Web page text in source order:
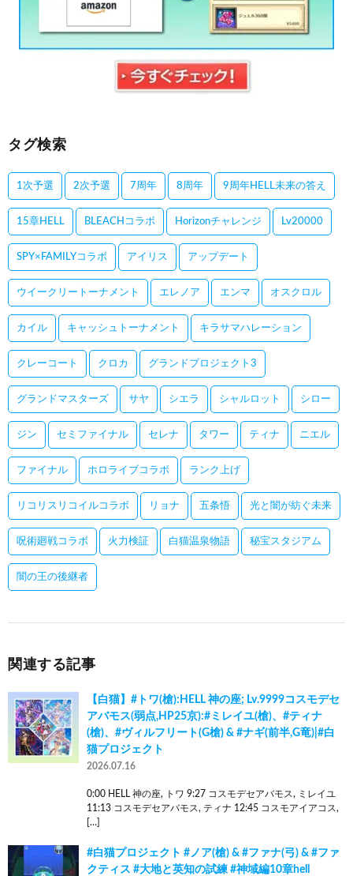
タグ検索
1次予選 2次予選 7周年 8周年 9周年HELL未来の答え
15章HELL BLEACHコラボ Horizonチャレンジ Lv20000
SPY×FAMILYコラボ アイリス アップデート
ウイークリートーナメント エレノア エンマ オスクロル
カイル キャッシュトーナメント キラサマハレーション
クレーコート クロカ グランドプロジェクト3
グランドマスターズ サヤ シエラ シャルロット シロー
ジン セミファイナル セレナ タワー ティナ ニエル
ファイナル ホロライブコラボ ランク上げ
リコリスリコイルコラボ リョナ 五条悟 光と闇が紡ぐ未来
呪術廻戦コラボ 火力検証 白猫温泉物語 秘宝スタジアム
闇の王の後継者
関連する記事
【白猫】#トワ(槍):HELL 神の座; Lv.9999コスモデセ
アバモス(弱点,HP25京):#ミレイユ(槍)、#ティナ
(槍)、#ヴィルフリート(G槍) & #ナギ(前半,G竜)|#白
猫プロジェクト
2026.07.16
0:00 HELL 神の座, トワ 9:27 コスモデセアバモス, ミレイユ
11:13 コスモデセアバモス, ティナ 12:45 コスモアイアコス,
[…]
#白猫プロジェクト #ノア(槍) & #ファナ(弓) & #ファ
クティス #大地と英知の試練 #神域編10章hell